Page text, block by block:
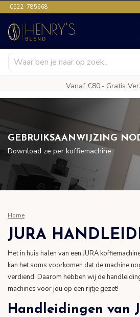
0522-785668
Vanaf €80,- Gratis
GEBRUIKSAANWIJZING
Download ze per koffiemachine
Home
JURA
Het in huis halen van een JURA
kan het soms voorkomen dat de machine
verdiend. Daarom hebben wij de
machines voor jou op een rijtje gezet!
Handleidingen van